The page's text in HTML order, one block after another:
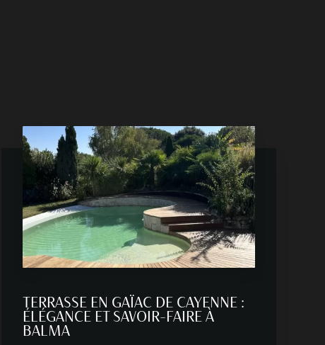
TERRASSE EN GAÏAC DE CAYENNE :
ÉLÉGANCE ET SAVOIR-FAIRE À
BALMA